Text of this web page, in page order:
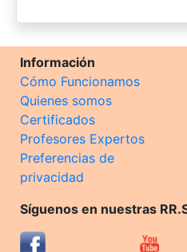
Información
Cómo Funcionamos
Quienes somos
Certificados
Profesores Expertos
Preferencias de
privacidad
Síguenos en nuestras